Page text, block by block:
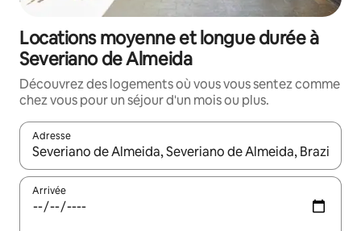
Locations moyenne et longue durée à
Severiano de Almeida
Découvrez des logements où vous vous sentez comme
chez vous pour un séjour d'un mois ou plus.
Adresse
Lorsque les résultats s'affichent, utilisez les flèches vers le
Arrivée